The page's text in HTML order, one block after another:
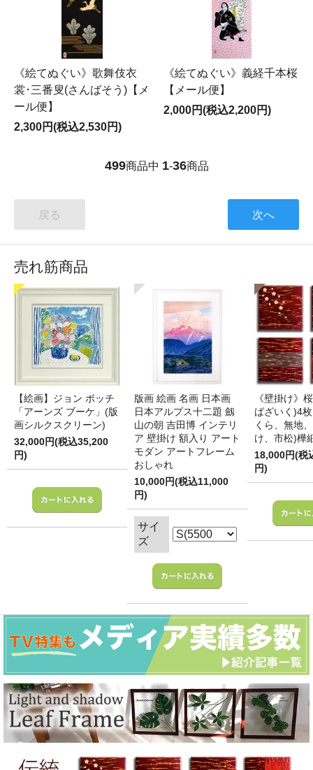
《絵てぬぐい》歌舞伎衣
裳･三番叟(さんばそう)【メ
ール便】
2,300円(税込2,530円)
《絵てぬぐい》義経千本桜
【メール便】
2,000円(税込2,200円)
499商品中 1-36商品
戻る 次へ
売れ筋商品
【絵画】ジョン ボッチ
「アーンズ ブーケ」(版
画シルクスクリーン)
32,000円(税込35,200
円)
版画 絵画 名画 日本画
日本アルプス十二題 劔
山の朝 吉田博 インテリ
ア 壁掛け 額入り アート
モダン アートフレーム
おしゃれ
10,000円(税込11,000
円)
サイ
ズ
《壁掛け》
ばざいく)4
くら、無地
け、市松)樺
18,000円(税
円)